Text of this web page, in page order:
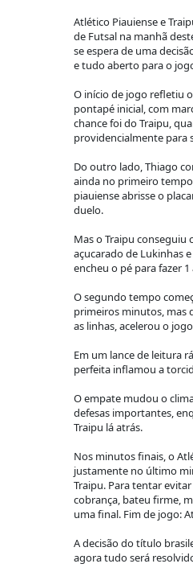
Atlético Piauiense e
de Futsal na manhã
se espera de uma
e tudo aberto para o
O início de jogo refletiu
pontapé inicial, com
chance foi do Traipu,
providencialmente para
Do outro lado, Thiago
ainda no primeiro
piauiense abrisse o
duelo.
Mas o Traipu conseguiu
açucarado de Lukinhas
encheu o pé para fazer
O segundo tempo
primeiros minutos, mas
as linhas, acelerou o
Em um lance de leitura
perfeita inflamou a
O empate mudou o
defesas importantes,
Traipu lá atrás.
Nos minutos finais, o
justamente no último
Traipu. Para tentar
cobrança, bateu firme,
uma final. Fim de jogo:
A decisão do título
agora tudo será